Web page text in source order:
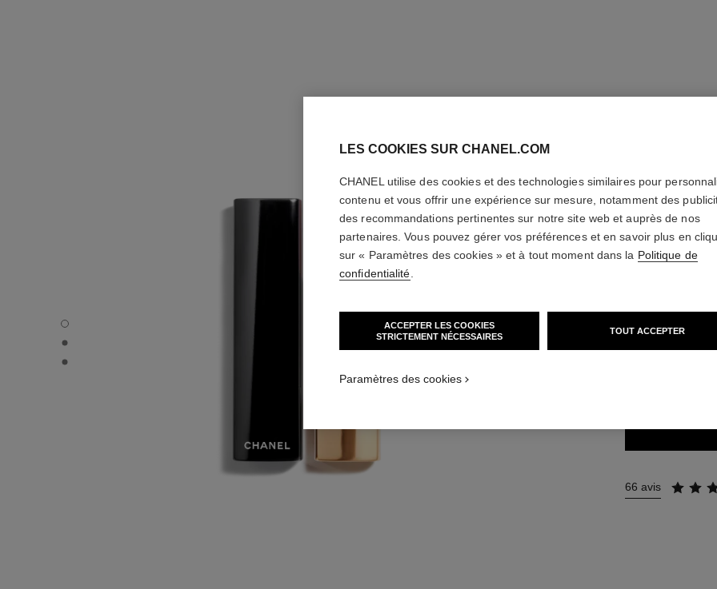
ROUGE ALLURE - Vue par défaut
ROUGE ALLURE - Vue alternative 1
ROUGE ALLURE - Vue basique texture
Le Rouge Intense
En savoir plus
Réf. 160206
14 TEINTES
66 avis
LES COOKIES SUR CHANEL.COM
CHANEL utilise des cookies et des technologies similaires pour
contenu et vous offrir une expérience sur mesure, notamment des
des recommandations pertinentes sur notre site web et auprès de nos
partenaires. Vous pouvez gérer vos préférences et en savoir plus en
sur « Paramètres des cookies » et à tout moment dans la Politique de
confidentialité
ACCEPTER LES COOKIES
STRICTEMENT NÉCESSAIRES
TOUT ACCEPTER
Paramètres des cookies